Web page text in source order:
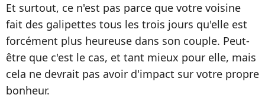
Et surtout, ce n'est pas parce que votre voisine
fait des galipettes tous les trois jours qu'elle est
forcément plus heureuse dans son couple. Peut-
être que c'est le cas, et tant mieux pour elle, mais
cela ne devrait pas avoir d'impact sur votre propre
bonheur.